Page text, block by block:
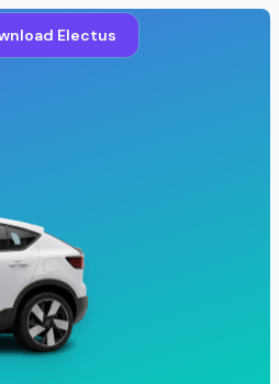
Electus